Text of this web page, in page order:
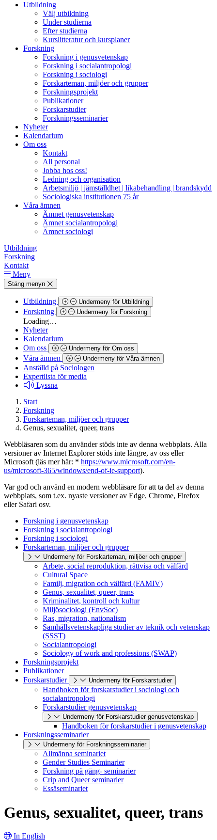
Utbildning
Välj utbildning
Under studierna
Efter studierna
Kurslitteratur och kursplaner
Forskning
Forskning i genusvetenskap
Forskning i socialantropologi
Forskning i sociologi
Forskarteman, miljöer och grupper
Forskningsprojekt
Publikationer
Forskarstudier
Forskningsseminarier
Nyheter
Kalendarium
Om oss
Kontakt
All personal
Jobba hos oss!
Ledning och organisation
Arbetsmiljö | jämställdhet | likabehandling | brandskydd
Sociologiska institutionen 75 år
Våra ämnen
Ämnet genusvetenskap
Ämnet socialantropologi
Ämnet sociologi
Utbildning
Forskning
Kontakt
Meny
Stäng menyn
Utbildning Undermeny för Utbildning
Forskning Undermeny för Forskning
Loading…
Nyheter
Kalendarium
Om oss
Undermeny för Om oss
Våra ämnen Undermeny för Våra ämnen
Anställd på Sociologen
Expertlista för media
Lyssna
Start
Forskning
Forskarteman, miljöer och grupper
Genus, sexualitet, queer, trans
Webbläsaren som du använder stöds inte av denna webbplats. Alla
versioner av Internet Explorer stöds inte längre, av oss eller
Microsoft (läs mer här: * https://www.microsoft.com/en-
us/microsoft-365/windows/end-of-ie-support).
Var god och använd en modern webbläsare för att ta del av denna
webbplats, som t.ex. nyaste versioner av Edge, Chrome, Firefox
eller Safari osv.
Forskning i genusvetenskap
Forskning i socialantropologi
Forskning i sociologi
Forskarteman, miljöer och grupper
Undermeny för Forskarteman, miljöer och grupper
Arbete, social reproduktion, rättvisa och välfärd
Cultural Space
Familj, migration och välfärd (FAMIV)
Genus, sexualitet, queer, trans
Kriminalitet, kontroll och kultur
Miljösociologi (EnvSoc)
Ras, migration, nationalism
Samhällsvetenskapliga studier av teknik och vetenskap
(SSST)
Socialantropologi
Sociology of work and professions (SWAP)
Forskningsprojekt
Publikationer
Forskarstudier
Undermeny för Forskarstudier
Handboken för forskarstudier i sociologi och
socialantropologi
Forskarstudier genusvetenskap
Undermeny för Forskarstudier genusvetenskap
Handboken för forskarstudier i genusvetenskap
Forskningsseminarier
Undermeny för Forskningsseminarier
Allmänna seminariet
Gender Studies Seminarier
Forskning på gång- seminarier
Crip and Queer seminarier
Essäseminariet
Genus, sexualitet, queer, trans
In English